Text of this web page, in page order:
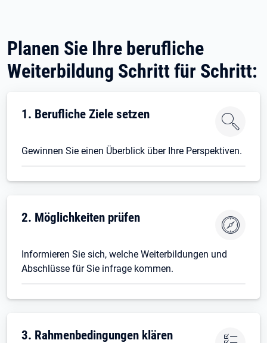
Planen Sie Ihre berufliche
Weiterbildung Schritt für Schritt:
1. Berufliche Ziele setzen
Gewinnen Sie einen Überblick über Ihre Perspektiven.
2. Möglichkeiten prüfen
Informieren Sie sich, welche Weiterbildungen und
Abschlüsse für Sie infrage kommen.
3. Rahmenbedingungen klären